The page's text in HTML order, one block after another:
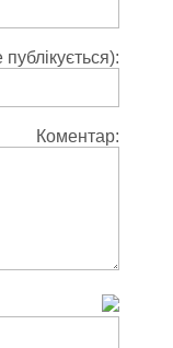
Коментар: